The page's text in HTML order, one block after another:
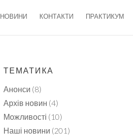
НОВИНИ КОНТАКТИ ПРАКТИКУМ
ТЕМАТИКА
Анонси (8)
Архів новин (4)
Можливості (10)
Наші новини (201)